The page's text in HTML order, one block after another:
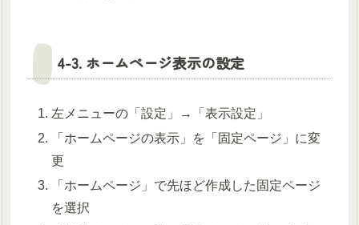
4-3. ホームページ表示の設定
左メニューの「設定」→「表示設定」
「ホームページの表示」を「固定ページ」に変
更
「ホームページ」で先ほど作成した固定ページ
を選択